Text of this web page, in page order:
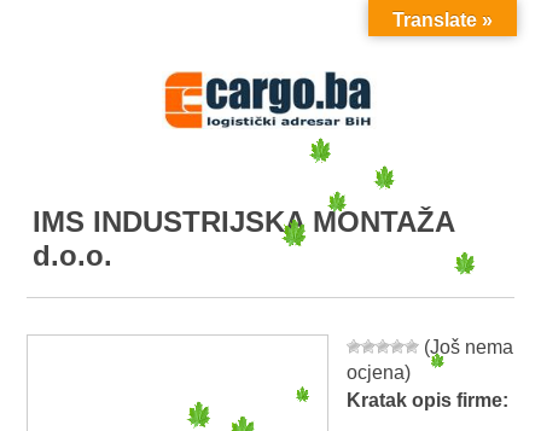
MENU
IMS INDUSTRIJSKA MONTAŽA
d.o.o.
(Još nema
ocjena)
Kratak opis firme:
Translate »